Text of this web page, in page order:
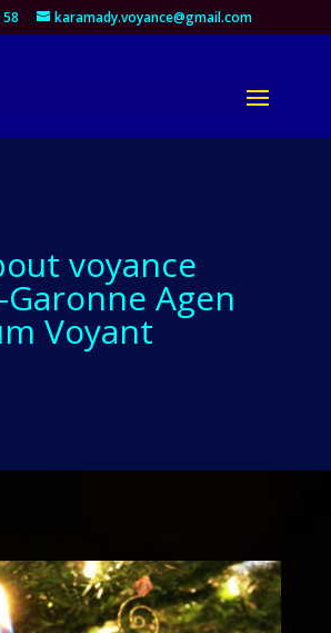
karamady.voyance@gmail.com
voyance
Agen
Voyant